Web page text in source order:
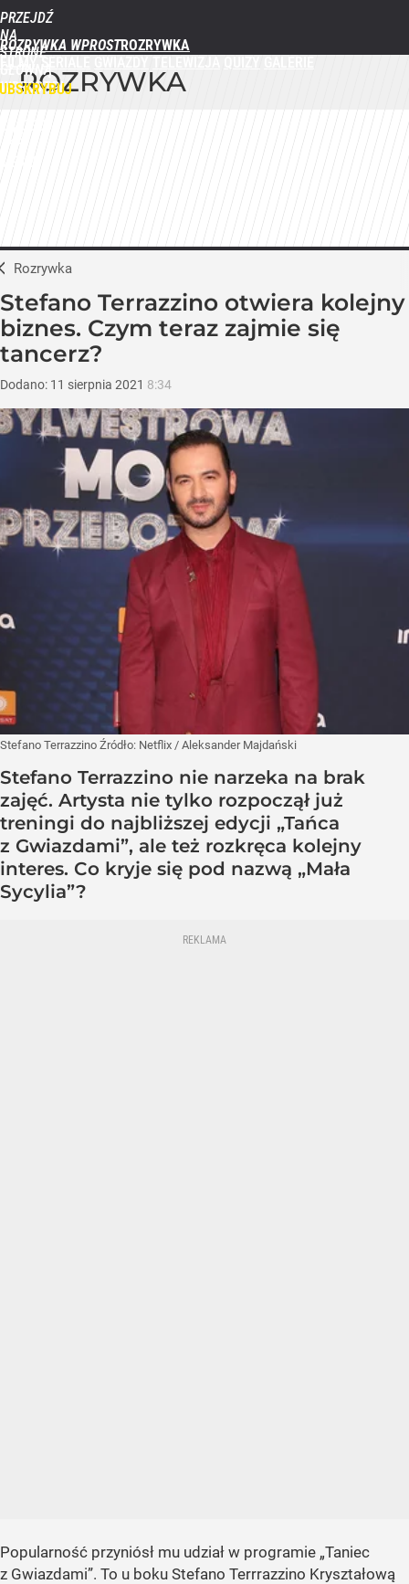
PRZEJDŹ
NA
STRONĘ
GŁÓWNĄ
WPROST.PL
ROZRYWKA WPROST
ROZRYWKA
Rozrywka
Stefano Terrazzino otwiera kolejny
biznes. Czym teraz zajmie się
tancerz?
Dodano: 11 sierpnia 2021 8:34
Stefano Terrazzino Źródło: Netflix / Aleksander Majdański
Stefano Terrazzino nie narzeka na brak
zajęć. Artysta nie tylko rozpoczął już
treningi do najbliższej edycji „Tańca
z Gwiazdami”, ale też rozkręca kolejny
interes. Co kryje się pod nazwą „Mała
Sycylia”?
Popularność przyniósł mu udział w programie „Taniec
z Gwiazdami”. To u boku Stefano Terrrazzino Kryształową